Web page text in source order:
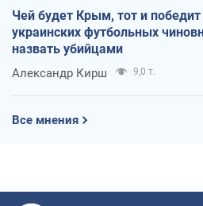
Чей будет Крым, тот и победит
украинских футбольных
назвать убийцами
Александр Кирш 9,0 т.
Все мнения